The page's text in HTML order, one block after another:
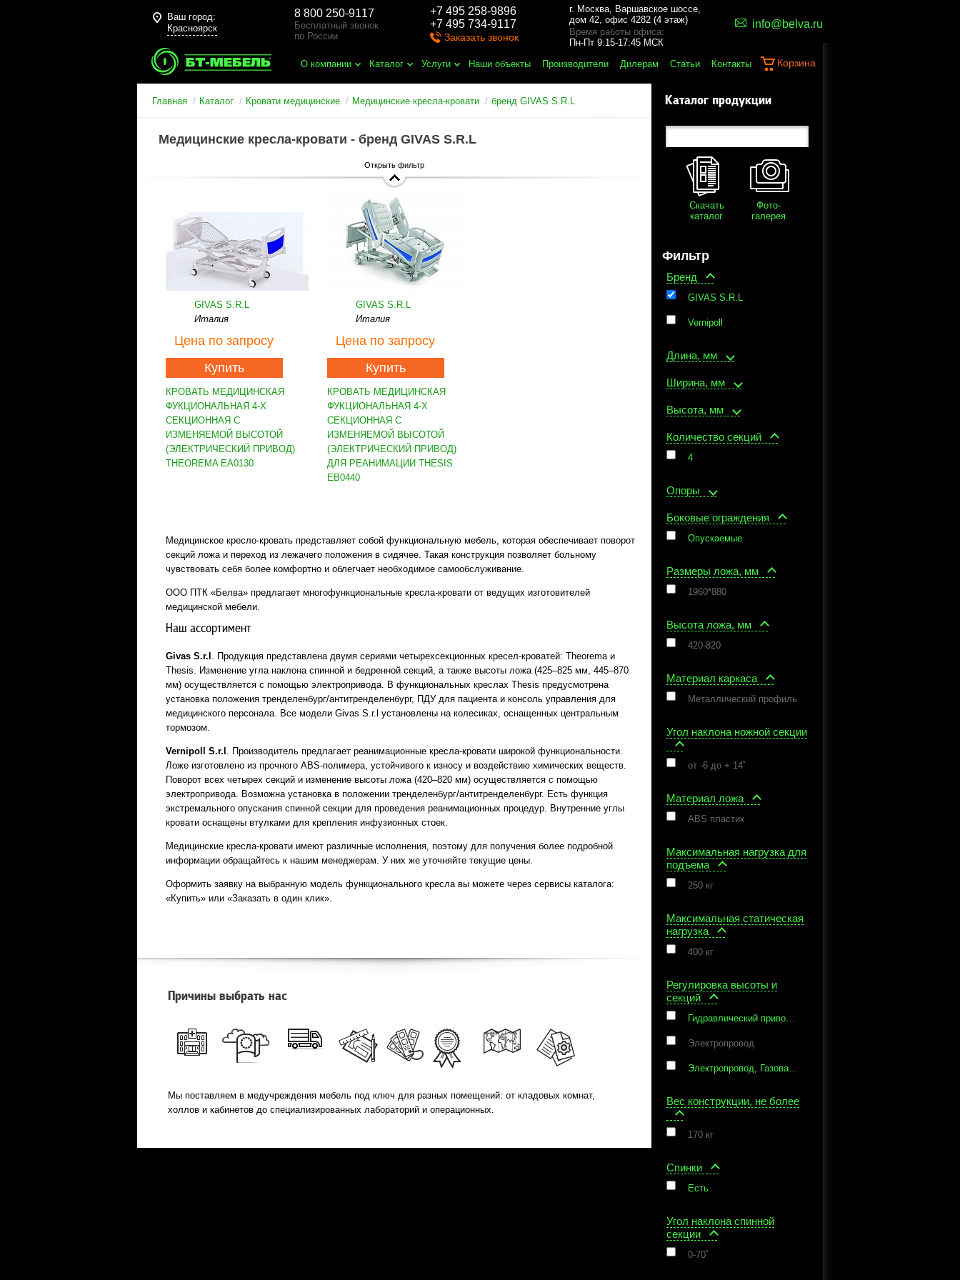
Ваш город:
Красноярск
8 800 250-9117
Бесплатный звонок
по России
+7 495 258-9896
+7 495 734-9117
Заказать звонок
г. Москва, Варшавское шоссе,
дом 42, офис 4282 (4 этаж)
Время работы офиса:
Пн-Пт 9:15-17:45 МСК
info@belva.ru
О компании Каталог Услуги Наши объекты Производители Дилерам Статьи Контакты Корзина
Главная Каталог Кровати медицинские Медицинские кресла-кровати бренд GIVAS S.R.L
Медицинские кресла-кровати - бренд GIVAS S.R.L
Открыть фильтр
GIVAS S.R.L
Италия
Цена по запросу
Купить
КРОВАТЬ МЕДИЦИНСКАЯ
ФУКЦИОНАЛЬНАЯ 4-Х
СЕКЦИОННАЯ С
ИЗМЕНЯЕМОЙ ВЫСОТОЙ
(ЭЛЕКТРИЧЕСКИЙ ПРИВОД)
THEOREMA EA0130
GIVAS S.R.L
Италия
Цена по запросу
Купить
КРОВАТЬ МЕДИЦИНСКАЯ
ФУКЦИОНАЛЬНАЯ 4-Х
СЕКЦИОННАЯ С
ИЗМЕНЯЕМОЙ ВЫСОТОЙ
(ЭЛЕКТРИЧЕСКИЙ ПРИВОД)
ДЛЯ РЕАНИМАЦИИ THESIS
EB0440
Медицинское кресло-кровать представляет собой функциональную мебель, которая обеспечивает поворот
секций ложа и переход из лежачего положения в сидячее. Такая конструкция позволяет больному
чувствовать себя более комфортно и облегчает необходимое самообслуживание.
ООО ПТК «Белва» предлагает многофункциональные кресла-кровати от ведущих изготовителей
медицинской мебели.
Наш ассортимент
Givas S.r.l . Продукция представлена двумя сериями четырехсекционных кресел-кроватей: Theorema и
Thesis. Изменение угла наклона спинной и бедренной секций, а также высоты ложа (425–825 мм, 445–870
мм) осуществляется с помощью электропривода. В функциональных креслах Thesis предусмотрена
установка положения тренделенбург/антитренделенбург, ПДУ для пациента и консоль управления для
медицинского персонала. Все модели Givas S.r.l установлены на колесиках, оснащенных центральным
тормозом.
Vernipoll S.r.l . Производитель предлагает реанимационные кресла-кровати широкой функциональности.
Ложе изготовлено из прочного ABS-полимера, устойчивого к износу и воздействию химических веществ.
Поворот всех четырех секций и изменение высоты ложа (420–820 мм) осуществляется с помощью
электропривода. Возможна установка в положении тренделенбург/антитренделенбург. Есть функция
экстремального опускания спинной секции для проведения реанимационных процедур. Внутренние углы
кровати оснащены втулками для крепления инфузионных стоек.
Медицинские кресла-кровати имеют различные исполнения, поэтому для получения более подробной
информации обращайтесь к нашим менеджерам. У них же уточняйте текущие цены.
Оформить заявку на выбранную модель функционального кресла вы можете через сервисы каталога:
«Купить» или «Заказать в один клик».
Причины выбрать нас
Мы поставляем в медучреждения мебель под ключ для разных помещений: от кладовых комнат,
холлов и кабинетов до специализированных лабораторий и операционных.
Каталог продукции
Скачать
каталог
Фото-
галерея
Фильтр
Бренд
GIVAS S.R.L
Vernipoll
Длина, мм
Ширина, мм
Высота, мм
Количество секций
4
Опоры
Боковые ограждения
Опускаемые
Размеры ложа, мм
1960*880
Высота ложа, мм
420-820
Материал каркаса
Металлический профиль
Угол наклона ножной секции
от -6 до + 14˚
Материал ложа
ABS пластик
Максимальная нагрузка для
подъема
250 кг
Максимальная статическая
нагрузка
400 кг
Регулировка высоты и
секций
Гидравлический привод, Зубчатая рейка
Электропровод
Электропровод, Газовая пружина
Вес конструкции, не более
170 кг
Спинки
Есть
Угол наклона спинной
секции
0-70˚